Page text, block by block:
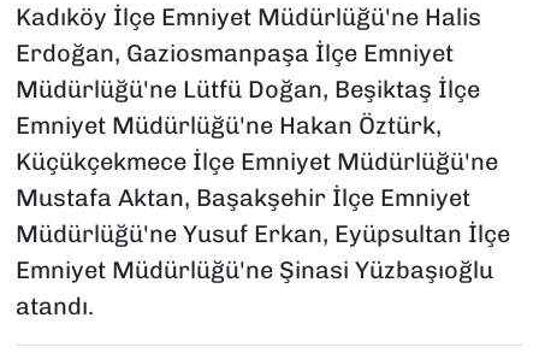
Kadıköy İlçe Emniyet Müdürlüğü'ne Halis
Erdoğan, Gaziosmanpaşa İlçe Emniyet
Müdürlüğü'ne Lütfü Doğan, Beşiktaş İlçe
Emniyet Müdürlüğü'ne Hakan Öztürk,
Küçükçekmece İlçe Emniyet Müdürlüğü'ne
Mustafa Aktan, Başakşehir İlçe Emniyet
Müdürlüğü'ne Yusuf Erkan, Eyüpsultan İlçe
Emniyet Müdürlüğü'ne Şinasi Yüzbaşıoğlu
atandı.